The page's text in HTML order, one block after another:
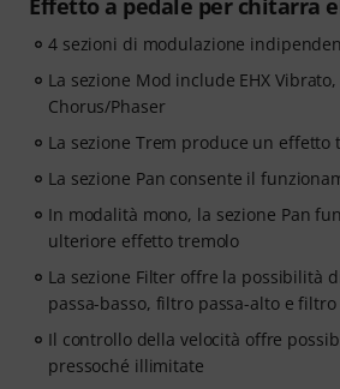
Effetto a pedale per chitarra
4 sezioni di modulazione
La sezione Mod include EHX
Chorus/Phaser
La sezione Trem produce un effetto
La sezione Pan consente il
In modalità mono, la sezione Pan
ulteriore effetto tremolo
La sezione Filter offre la possibilità
passa-basso, filtro passa-alto e
Il controllo della velocità offre
pressoché illimitate